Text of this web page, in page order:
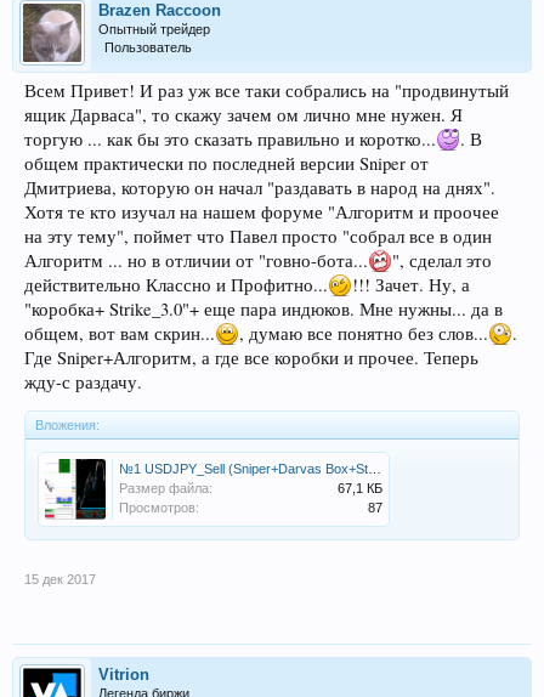
Brazen Raccoon
Опытный трейдер
Пользователь
Всем Привет! И раз уж все таки собрались на "продвинутый
ящик Дарваса", то скажу зачем ом лично мне нужен. Я
торгую ... как бы это сказать правильно и коротко...
. В
общем практически по последней версии Sniper от
Дмитриева, которую он начал "раздавать в народ на днях".
Хотя те кто изучал на нашем форуме "Алгоритм и проочее
на эту тему", поймет что Павел просто "собрал все в один
Алгоритм ... но в отличии от "говно-бота...
", сделал это
действительно Классно и Профитно...
!!! Зачет. Ну, а
"коробка+ Strike_3.0"+ еще пара индюков. Мне нужны... да в
общем, вот вам скрин...
, думаю все понятно без слов...
.
Где Sniper+Алгоритм, а где все коробки и прочее. Теперь
жду-с раздачу.
Вложения:
Размер файла:
67,1 КБ
Просмотров:
87
15 дек 2017
Vitrion
Легенда биржи